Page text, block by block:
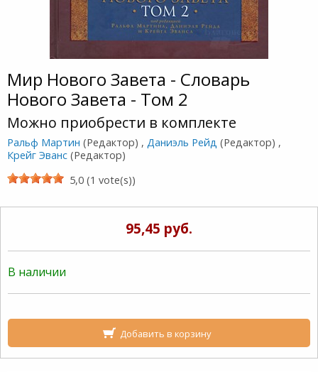
Мир Нового Завета - Словарь
Нового Завета - Том 2
Можно приобрести в комплекте
Ральф Мартин (Редактор) , Даниэль Рейд (Редактор) ,
Крейг Эванс (Редактор)
5,0 (1 vote(s))
95,45 руб.
В наличии
Добавить в корзину